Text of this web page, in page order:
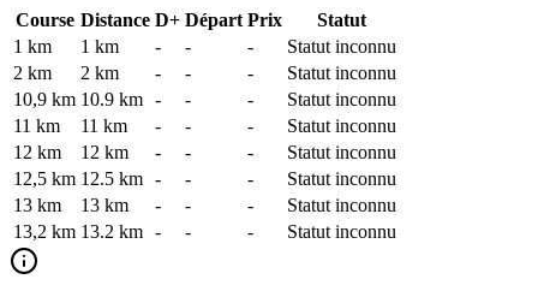
Course Distance D+ Départ Prix
Statut
1 km
1 km - - -
Statut inconnu
2 km
2 km - - -
Statut inconnu
10,9 km 10.9 km - - -
Statut inconnu
11 km
11 km - - -
Statut inconnu
12 km
12 km - - -
Statut inconnu
12,5 km 12.5 km - - -
Statut inconnu
13 km
13 km - - -
Statut inconnu
13,2 km 13.2 km - - - Statut inconnu